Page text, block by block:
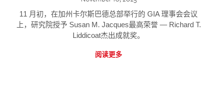
11 月初，在加州卡尔斯巴德总部举行的 GIA 理事会会议
上，研究院授予 Susan M. Jacques最高荣誉 — Richard T.
Liddicoat杰出成就奖。
阅读更多